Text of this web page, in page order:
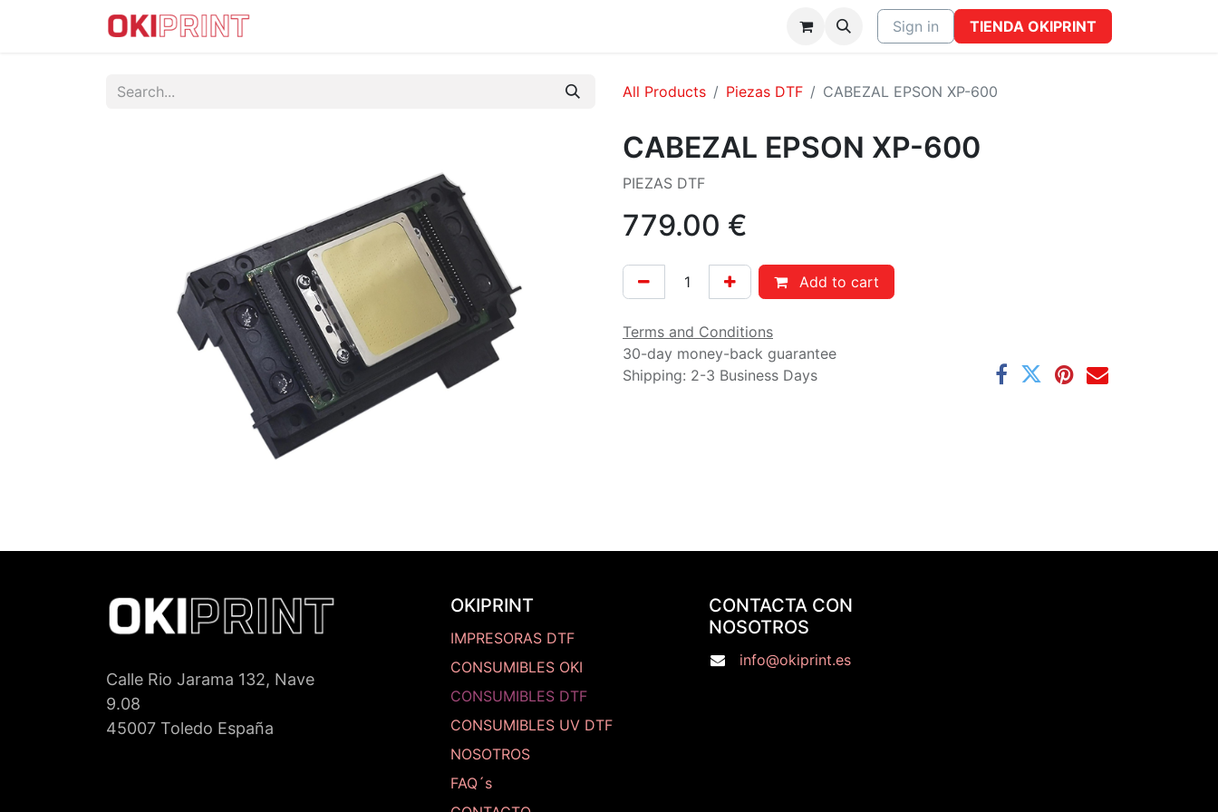
CONTACTO Sign in TIENDA OKIPRINT
All Products Piezas DTF CABEZAL EPSON XP-600
CABEZAL EPSON XP-600
PIEZAS DTF
779.00 €
Add to cart
Terms and Conditions
30-day money-back guarantee
Shipping: 2-3 Business Days
Calle Rio Jarama 132, Nave
9.08
45007 Toledo España
OKIPRINT
IMPRESORAS DTF
CONSUMIBLES OKI
CONSUMIBLES DTF
CONSUMIBLES UV DTF
NOSOTROS
FAQ´s
CONTACTA CON
NOSOTROS
info@okiprint.es